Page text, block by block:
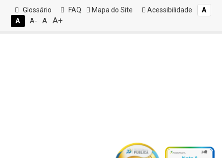
Glossário FAQ Mapa do Site Acessibilidade
A
A
A- A A+